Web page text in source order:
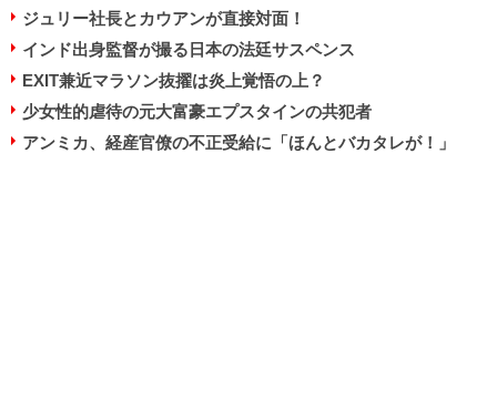
ジュリー社長とカウアンが直接対面！
インド出身監督が撮る日本の法廷サスペンス
EXIT兼近マラソン抜擢は炎上覚悟の上？
少女性的虐待の元大富豪エプスタインの共犯者
アンミカ、経産官僚の不正受給に「ほんとバカタレが！」